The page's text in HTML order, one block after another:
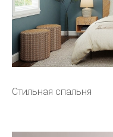
Стильная спальня